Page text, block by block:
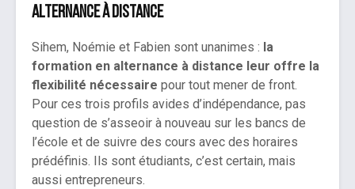
alternance à distance
Sihem, Noémie et Fabien sont unanimes : la
formation en alternance à distance leur offre la
flexibilité nécessaire pour tout mener de front.
Pour ces trois profils avides d’indépendance, pas
question de s’asseoir à nouveau sur les bancs de
l’école et de suivre des cours avec des horaires
prédéfinis. Ils sont étudiants, c’est certain, mais
aussi entrepreneurs.